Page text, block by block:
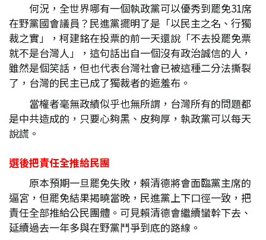
何況，全世界哪有一個執政黨可以優秀到罷免31席
在野黨國會議員？民進黨擺明了是「以民主之名、行獨
裁之實」，柯建銘在投票的前一天還說「不去投罷免票
就不是台灣人」，這句話出自一個沒有政治誠信的人，
雖然是個笑話，但也代表台灣社會已被這種二分法撕裂
了，台灣的民主已成了獨裁者的遮羞布。
當權者毫無政績似乎也無所謂，台灣所有的問題都
是中共造成的，只要心夠黑、皮夠厚，執政黨可以每天
說謊。
選後把責任全推給民團
原本預期一旦罷免失敗，賴清德將會面臨黨主席的
逼宮，但罷免結果揭曉當晚，民進黨上下口徑一致，把
責任全部推給公民團體。可見賴清德會繼續蠻幹下去、
延續過去一年多與在野黨鬥爭到底的路線。